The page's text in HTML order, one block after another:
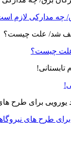
چه مدارکی لازم
علت چیست؟
برای طرح های